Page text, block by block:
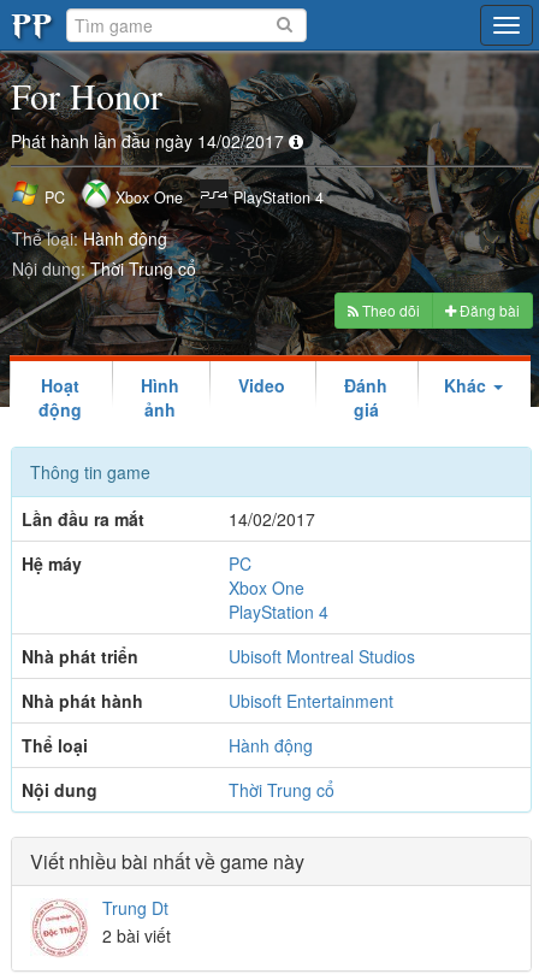
For Honor
Phát hành lần đầu ngày 14/02/2017
PC Xbox One PlayStation 4
Thể loại:Hành động
Nội dung:Thời Trung cổ
Theo dõi Đăng bài
Hoạt
động
Hình
ảnh
Video
Đánh
giá
Khác
Thông tin game
Lần đầu ra mắt
14/02/2017
Hệ máy
PC
Xbox One
PlayStation 4
Nhà phát triển
Ubisoft Montreal Studios
Nhà phát hành
Ubisoft Entertainment
Thể loại
Hành động
Nội dung
Thời Trung cổ
Viết nhiều bài nhất về game này
Trung Dt
2 bài viết